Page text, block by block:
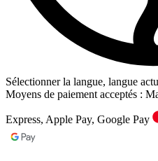
Sélectionner la langue, langue
Moyens de paiement acceptés :
Express, Apple Pay, Google Pay